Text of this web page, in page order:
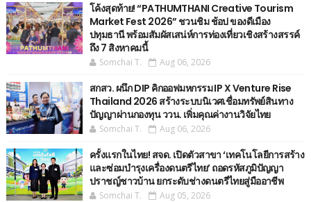
โค้งสุดท้าย! “PATHUMTHANI Creative Tourism
Market Fest 2026” ชวนชิม ช้อป ของดีเมือง
ปทุมธานี พร้อมสัมผัสเสน่ห์การท่องเที่ยวเชิงสร้างสรรค์
ถึง 7 สิงหาคมนี้
Somchai T. Aug 06, 2026
สกสว. ผนึก DIP คิกออฟมหกรรม IP X Venture Rise
Thailand 2026 สร้างระบบนิเวศเชื่อมทรัพย์สินทาง
ปัญญาผ่านกองทุน ววน. เพิ่มคุณค่างานวิจัยไทย
Somchai T. Aug 06, 2026
ครั้งแรกในไทย! สจด. เปิดตัวสาขา ‘เทคโนโลยีการสร้าง
และซ่อมบำรุงเครื่องดนตรีไทย’ ​ถอดรหัสภูมิปัญญา
ปราชญ์ชาวบ้าน ยกระดับช่างดนตรีไทยสู่มืออาชีพ
Somchai T. Aug 05, 2026